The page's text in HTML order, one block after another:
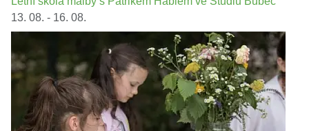
13. 08. - 16. 08.